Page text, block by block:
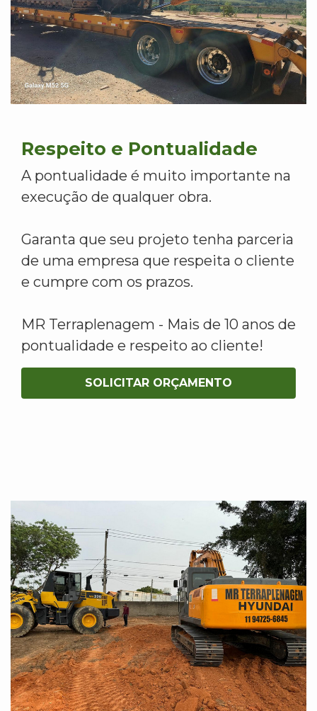
Respeito e Pontualidade
A pontualidade é muito importante na
execução de qualquer obra.
Garanta que seu projeto tenha parceria
de uma empresa que respeita o cliente
e cumpre com os prazos.
MR Terraplenagem - Mais de 10 anos de
pontualidade e respeito ao cliente!
SOLICITAR ORÇAMENTO